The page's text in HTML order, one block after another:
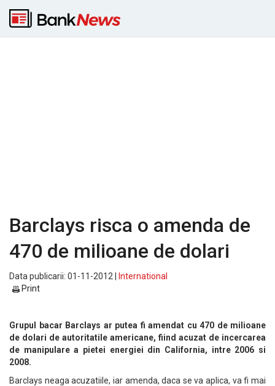
Barclays risca o amenda de
470 de milioane de dolari
Data publicarii: 01-11-2012 |
International
Print
Grupul bacar Barclays ar putea fi amendat cu 470 de milioane
de dolari de autoritatile americane, fiind acuzat de incercarea
de manipulare a pietei energiei din California, intre 2006 si
2008.
Barclays neaga acuzatiile, iar amenda, daca se va aplica, va fi mai